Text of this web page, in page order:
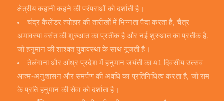
क्षेत्रीय कहानी कहने की परंपराओं को दर्शाती है।
चंद्र कैलेंडर त्योहार की तारीखों में भिन्नता पैदा करता है, चैत्र
अमावस्या वसंत की शुरुआत का प्रतीक है और नई शुरुआत का प्रतीक है,
जो हनुमान की शाश्वत युवावस्था के साथ गूंजती है।
तेलंगाना और आंध्र प्रदेश में हनुमान जयंती का 41 दिवसीय उत्सव
आत्म-अनुशासन और समर्पण की अवधि का प्रतिनिधित्व करता है, जो राम
के प्रति हनुमान की सेवा को दर्शाता है।